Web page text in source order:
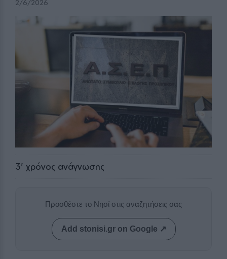
2/6/2026
3' χρόνος ανάγνωσης
Προσθέστε το Νησί στις αναζητήσεις σας
Add stonisi.gr on Google ↗